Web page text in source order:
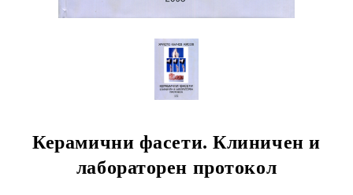
Керамични фасети. Клиничен и
лабораторен протокол